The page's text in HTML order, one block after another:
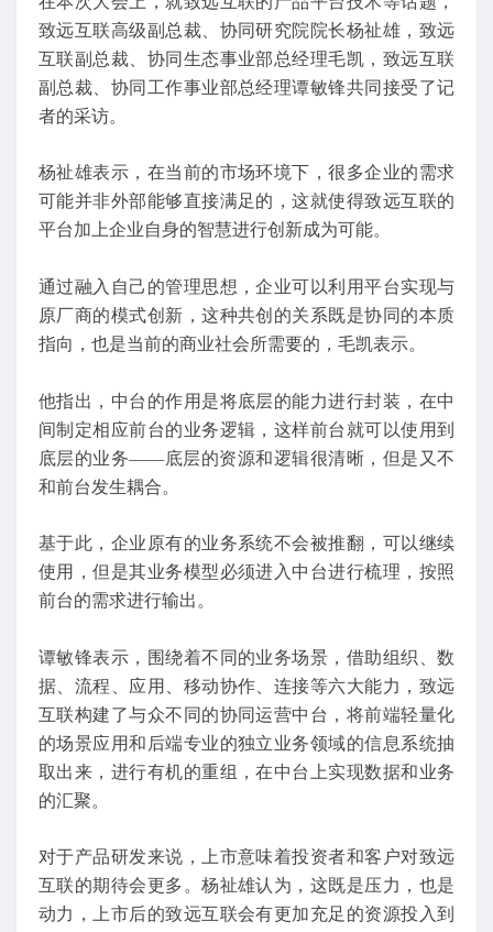
致远互联高级副总裁、协同研究院院长杨祉雄，致远
互联副总裁、协同生态事业部总经理毛凯，致远互联
副总裁、协同工作事业部总经理谭敏锋共同接受了记
者的采访。
杨祉雄表示，在当前的市场环境下，很多企业的需求
可能并非外部能够直接满足的，这就使得致远互联的
平台加上企业自身的智慧进行创新成为可能。
通过融入自己的管理思想，企业可以利用平台实现与
原厂商的模式创新，这种共创的关系既是协同的本质
指向，也是当前的商业社会所需要的，毛凯表示。
他指出，中台的作用是将底层的能力进行封装，在中
间制定相应前台的业务逻辑，这样前台就可以使用到
底层的业务——底层的资源和逻辑很清晰，但是又不
和前台发生耦合。
基于此，企业原有的业务系统不会被推翻，可以继续
使用，但是其业务模型必须进入中台进行梳理，按照
前台的需求进行输出。
谭敏锋表示，围绕着不同的业务场景，借助组织、数
据、流程、应用、移动协作、连接等六大能力，致远
互联构建了与众不同的协同运营中台，将前端轻量化
的场景应用和后端专业的独立业务领域的信息系统抽
取出来，进行有机的重组，在中台上实现数据和业务
的汇聚。
对于产品研发来说，上市意味着投资者和客户对致远
互联的期待会更多。杨祉雄认为，这既是压力，也是
动力，上市后的致远互联会有更加充足的资源投入到